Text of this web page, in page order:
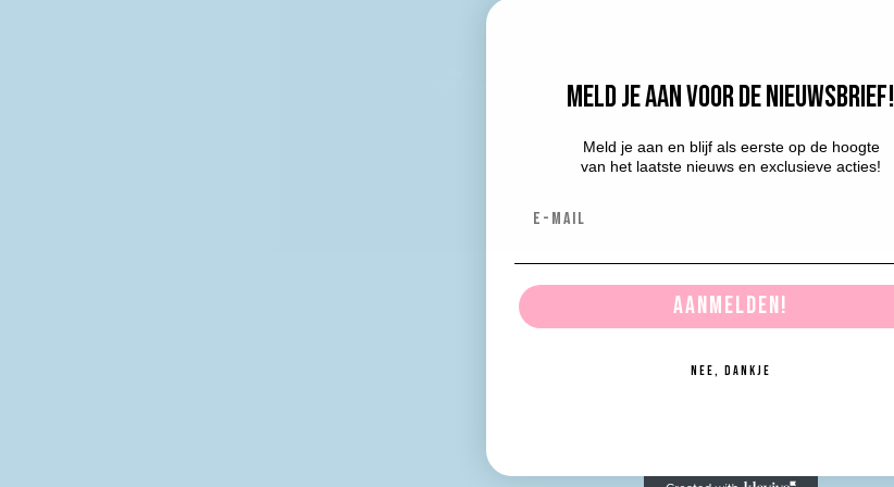
Meld je aan voor de nieuwsbrief!
Meld je aan en blijf als eerste op de hoogte
van het laatste nieuws en exclusieve acties!
Aanmelden!
Nee, dankje